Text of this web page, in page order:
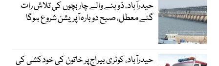
حیدرآباد، ڈوبنے والے چار بچوں کی تلاش رات
گئے معطل، صبح دوبارہ آپریشن شروع ہوگا
حیدرآباد، کوٹری بیراج پر خاتون کی خودکشی کی